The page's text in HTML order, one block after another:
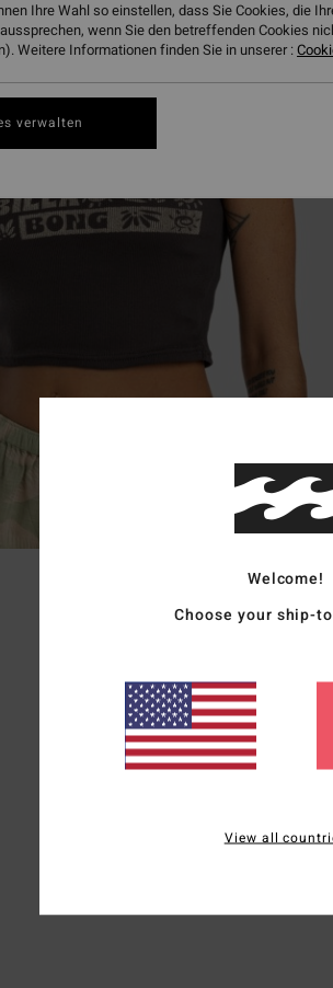
Welcome!
Choose your ship-
View all
Ihre Wahl so einstellen, dass Sie Cookies, die
wenn Sie den betreffenden Cookies
Weitere Informationen finden Sie in unserer :
verwalten